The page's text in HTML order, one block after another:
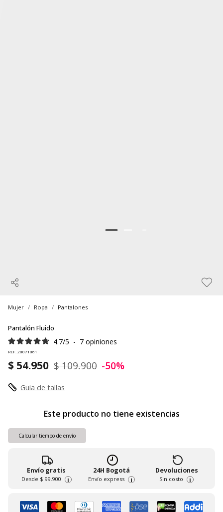
Mujer Ropa Pantalones
Pantalón Fluido
4.7/5 - 7 opiniones
REF. 28071861
$ 54.950 $ 109.900 -50%
Guia de tallas
Este producto no tiene existencias
Calcular tiempo de envío
Envío gratis
Desde $ 99.900 i
24H Bogotá
Envío express i
Devoluciones
Sin costo i